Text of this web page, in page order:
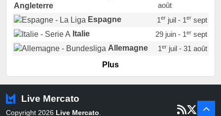
Angleterre
août
Espagne
1erjuil - 1ersept
Italie
29 juin - 1ersept
Allemagne
1erjuil - 31 août
Portugal
Pays-Bas
22 juin - 2 sept
juil - 31
Plus
Live Mercato
Copyright 2026 Live Mercato